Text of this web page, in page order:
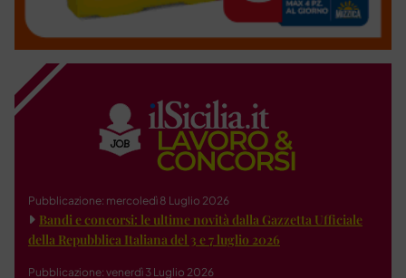
Pubblicazione: mercoledì 8 Luglio 2026
Bandi e concorsi: le ultime novità dalla Gazzetta Ufficiale
della Repubblica Italiana del 3 e 7 luglio 2026
Pubblicazione: venerdì 3 Luglio 2026